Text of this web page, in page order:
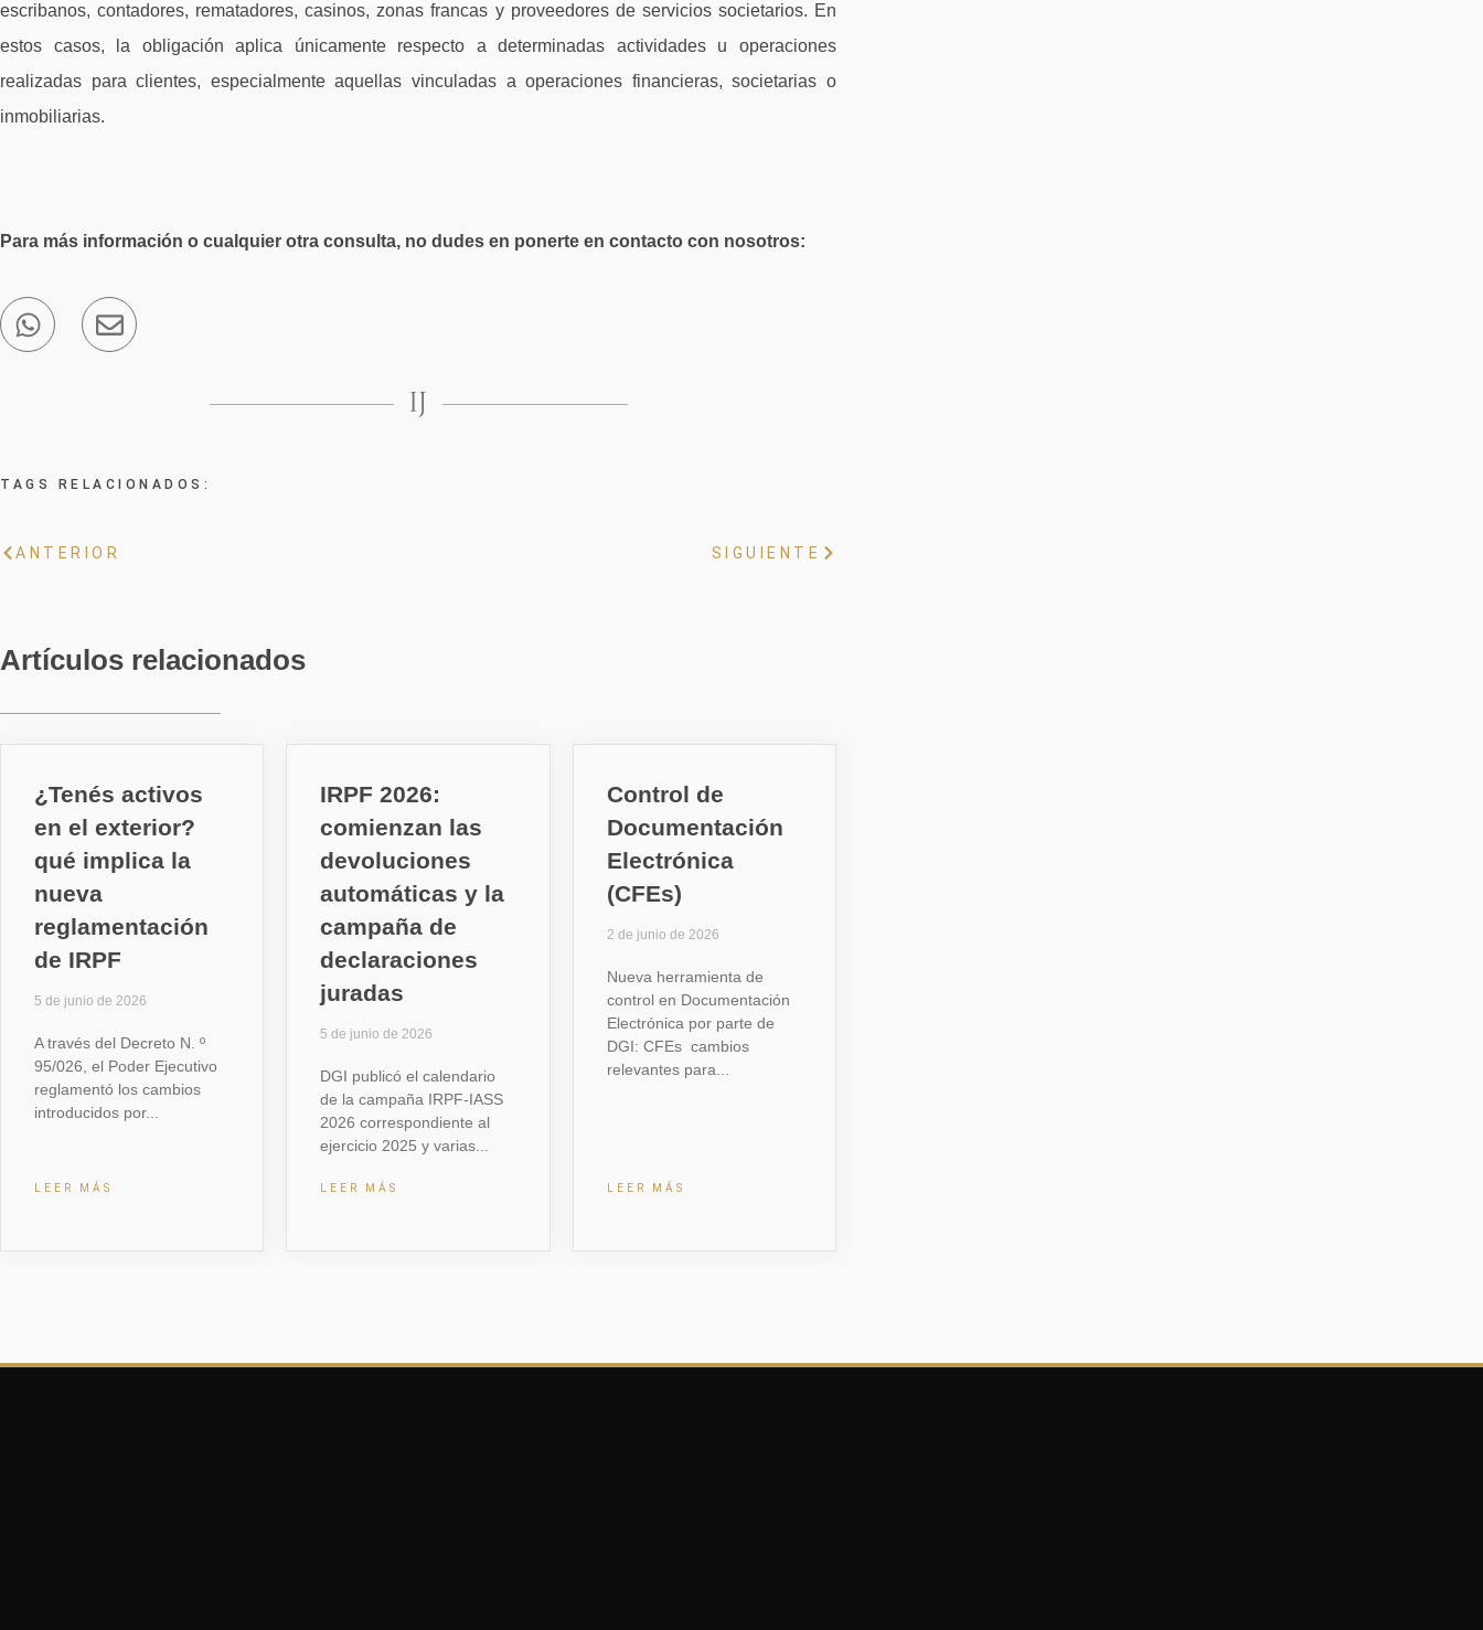
escribanos, contadores, rematadores, casinos, zonas francas y proveedores de servicios societarios. En
estos casos, la obligación aplica únicamente respecto a determinadas actividades u operaciones
realizadas para clientes, especialmente aquellas vinculadas a operaciones financieras, societarias o
inmobiliarias.
Para más información o cualquier otra consulta, no dudes en ponerte en contacto con nosotros:
TAGS RELACIONADOS:
ANTERIOR SIGUIENTE
Artículos relacionados
¿Tenés activos
en el exterior?
qué implica la
nueva
reglamentación
de IRPF
5 de junio de 2026
A través del Decreto N. º
95/026, el Poder Ejecutivo
reglamentó los cambios
introducidos por
LEER MÁS
IRPF 2026:
comienzan las
devoluciones
automáticas y la
campaña de
declaraciones
juradas
5 de junio de 2026
DGI publicó el calendario
de la campaña IRPF-IASS
2026 correspondiente al
ejercicio 2025 y varias
LEER MÁS
Control de
Documentación
Electrónica
(CFEs)
2 de junio de 2026
Nueva herramienta de
control en Documentación
Electrónica por parte de
DGI: CFEs cambios
relevantes para
LEER MÁS